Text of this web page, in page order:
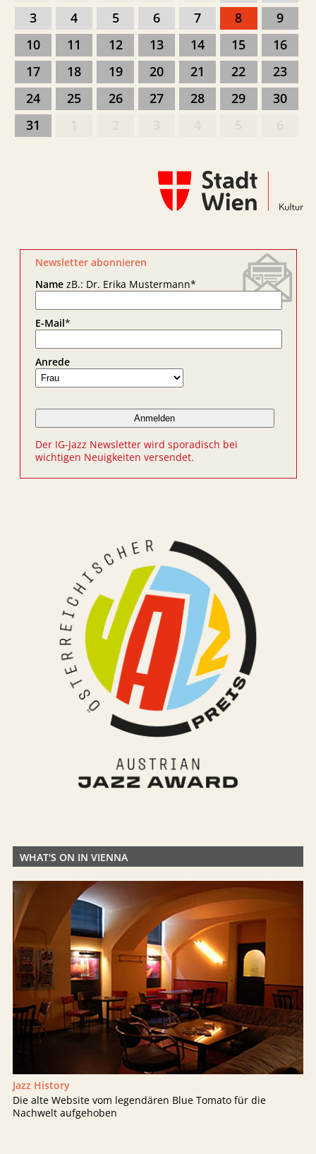
3
4 5 6 7 8
9
10
11 12 13 14 15
16
17
18 19 20 21 22
23
24
25 26 27 28 29
30
31
Newsletter abonnieren
NamezB.: Dr. Erika Mustermann*
E-Mail*
Anrede
Der IG-Jazz Newsletter wird sporadisch bei
wichtigen Neuigkeiten versendet.
WHAT'S ON IN VIENNA
Jazz History
Die alte Website vom legendären Blue Tomato für die
Nachwelt aufgehoben